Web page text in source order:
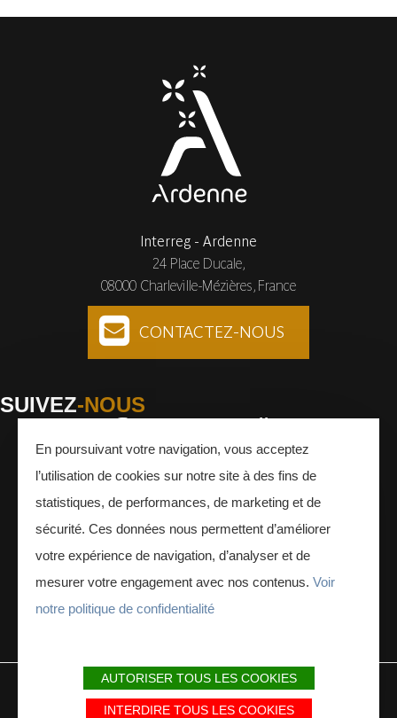
Interreg - Ardenne
24 Place Ducale,
08000 Charleville-Mézières, France
CONTACTEZ-NOUS
SUIVEZ-NOUS
Facebook Instagram Youtube
MENTIONS LÉGALES PLAN DU SITE PARTENAIRES
En poursuivant votre navigation, vous acceptez
l’utilisation de cookies sur notre site à des fins de
statistiques, de performances, de marketing et de
sécurité. Ces données nous permettent d’améliorer
votre expérience de navigation, d’analyser et de
mesurer votre engagement avec nos contenus. Voir
notre politique de confidentialité
AUTORISER TOUS LES COOKIES
INTERDIRE TOUS LES COOKIES